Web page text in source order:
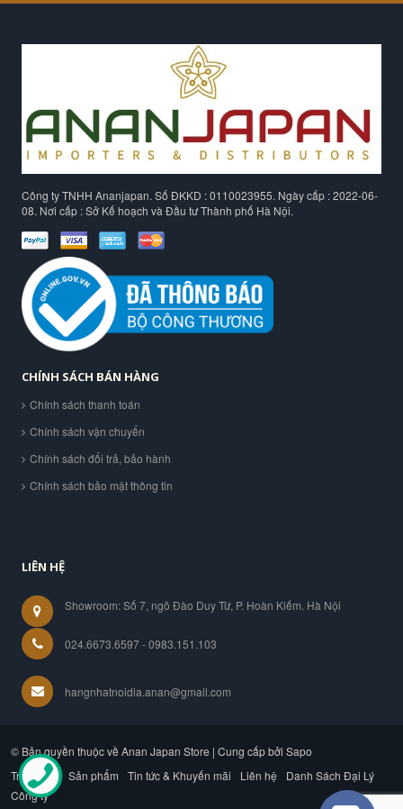
Công ty TNHH Ananjapan. Số ĐKKD : 0110023955. Ngày cấp : 2022-06-
08. Nơi cấp : Sở Kế hoạch và Đầu tư Thành phố Hà Nội.
CHÍNH SÁCH BÁN HÀNG
Chính sách thanh toán
Chính sách vận chuyển
Chính sách đổi trả, bảo hành
Chính sách bảo mật thông tin
LIÊN HỆ
Showroom: Số 7, ngõ Đào Duy Từ, P. Hoàn Kiếm. Hà Nội
024.6673.6597 - 0983.151.103
hangnhatnoidia.anan@gmail.com
© Bản quyền thuộc về Anan Japan Store | Cung cấp bởi Sapo
Trang chủ Sản phẩm Tin tức & Khuyến mãi Liên hệ
Danh Sách Đại Lý
Công ty